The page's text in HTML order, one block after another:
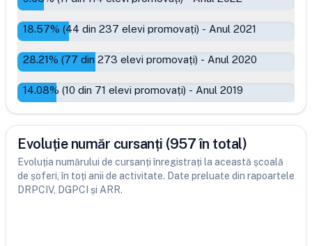
18.57% (44 din 237 elevi promovați) - Anul 2021
28.21% (77 din 273 elevi promovați) - Anul 2020
14.08% (10 din 71 elevi promovați) - Anul 2019
Evoluție număr cursanți (957 în total)
Evoluția numărului de cursanți înregistrați la această școală
de șoferi, în toți anii de activitate. Date preluate din rapoartele
DRPCIV, DGPCI și ARR.